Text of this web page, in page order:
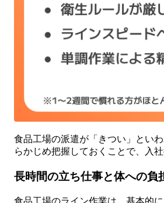
食品工場の派遣が「きつい」とい
らかじめ把握しておくことで、入
長時間の立ち仕事と体への負
食品工場のライン作業は、基本的